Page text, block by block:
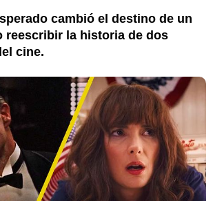
cambió el destino de un
reescribir la historia de dos
cine.